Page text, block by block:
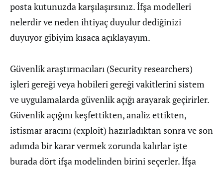
posta kutunuzda karşılaşırsınız. İfşa modelleri
nelerdir ve neden ihtiyaç duyulur dediğinizi
duyuyor gibiyim kısaca açıklayayım.
Güvenlik araştırmacıları (Security researchers)
işleri gereği veya hobileri gereği vakitlerini sistem
ve uygulamalarda güvenlik açığı arayarak geçirirler.
Güvenlik açığını keşfettikten, analiz ettikten,
istismar aracını (exploit) hazırladıktan sonra ve son
adımda bir karar vermek zorunda kalırlar işte
burada dört ifşa modelinden birini seçerler. İfşa